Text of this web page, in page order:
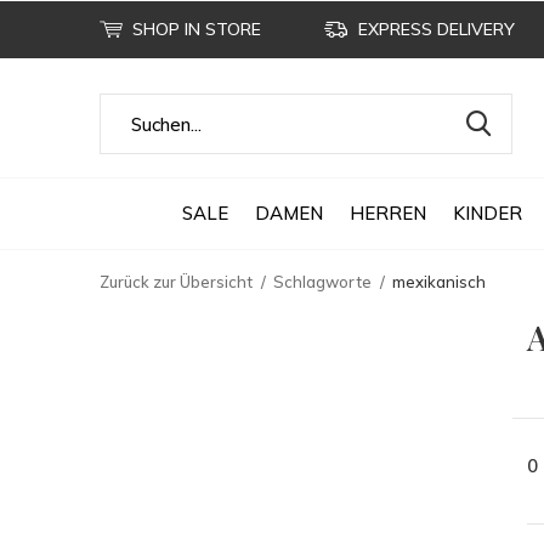
SALE DAMEN HERREN KINDER
SHOP IN STORE EXPRESS DELIVERY
Zurück zur Übersicht Schlagworte mexikanisch
0